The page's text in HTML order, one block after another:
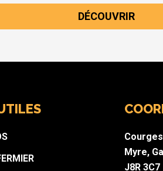
DÉCOUVRIR
Myre,
J8R 3C7